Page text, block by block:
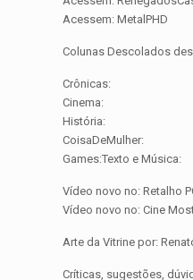
Acessem: MetalPHD
Colunas Descolados
Crônicas:
Cinema:
História:
CoisaDeMulher:
Games:Texto e Música:
Vídeo novo no: Retalho
Vídeo novo no: Cine
Arte da Vitrine por:
Críticas, sugestões,